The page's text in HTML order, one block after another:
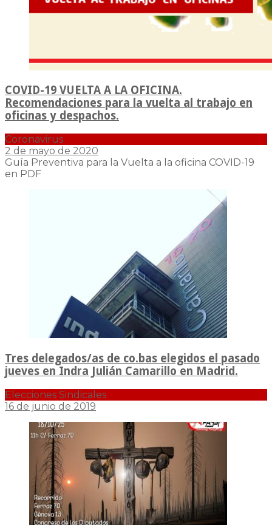
COVID-19 VUELTA A LA OFICINA.
Recomendaciones para la vuelta al trabajo en
oficinas y despachos.
Coronavirus
2 de mayo de 2020
Guía Preventiva para la Vuelta a la oficina COVID-19
en PDF
Tres delegados/as de co.bas elegidos el pasado
jueves en Indra Julián Camarillo en Madrid.
Elecciones Sindicales
16 de junio de 2019